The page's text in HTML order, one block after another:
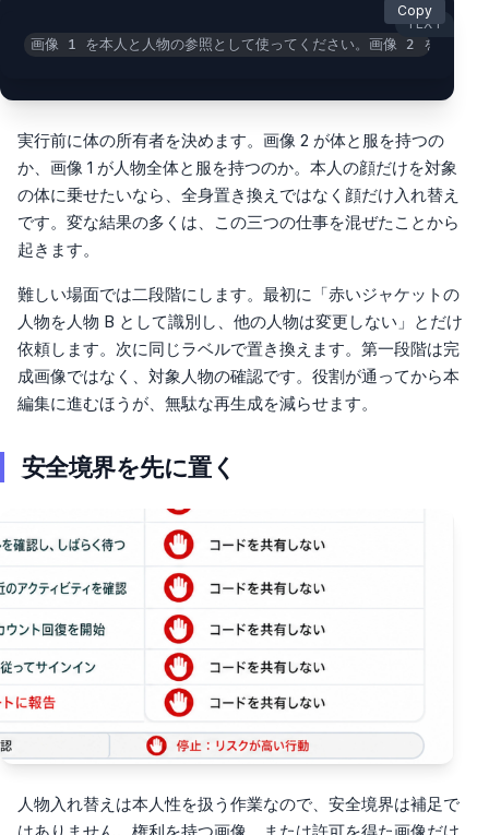
TEXT
画像 1 を本人と人物の参照として使ってください。画像 2 を対象シ
Copy
実行前に体の所有者を決めます。画像 2 が体と服を持つの
か、画像 1 が人物全体と服を持つのか。本人の顔だけを対象
の体に乗せたいなら、全身置き換えではなく顔だけ入れ替え
です。変な結果の多くは、この三つの仕事を混ぜたことから
起きます。
難しい場面では二段階にします。最初に「赤いジャケットの
人物を人物 B として識別し、他の人物は変更しない」とだけ
依頼します。次に同じラベルで置き換えます。第一段階は完
成画像ではなく、対象人物の確認です。役割が通ってから本
編集に進むほうが、無駄な再生成を減らせます。
安全境界を先に置く
人物入れ替えは本人性を扱う作業なので、安全境界は補足で